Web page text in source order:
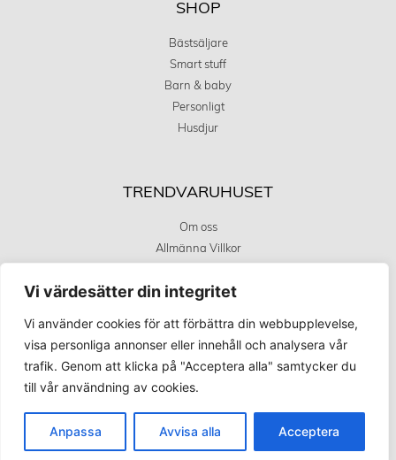
Vi värdesätter din integritet
Vi använder cookies för att förbättra din webbupplevelse,
visa personliga annonser eller innehåll och analysera vår
trafik. Genom att klicka på "Acceptera alla" samtycker du
till vår användning av cookies.
Anpassa Avvisa alla Acceptera
SHOP
Bästsäljare
Smart stuff
Barn & baby
Personligt
Husdjur
TRENDVARUHUSET
Om oss
Allmänna Villkor
Kundservice
KÖPINFORMATION
Frakt och leverans
Retur